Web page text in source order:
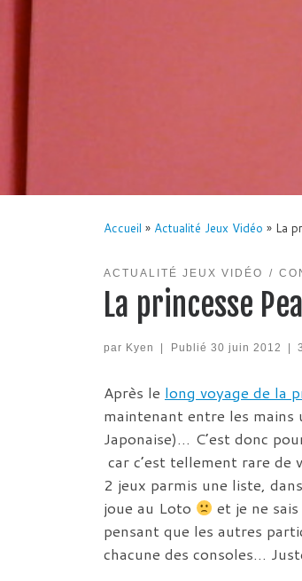
Accueil » Actualité Jeux Vidéo » La
ACTUALITÉ JEUX VIDÉO
La princesse
par Kyen | Publié 30 juin 2012 |
Après le long voyage de la
maintenant entre les mains
Japonaise)… C’est donc
car c’est tellement rare
2 jeux parmis une liste,
joue au Loto
et je ne
pensant que les autres
chacune des consoles…